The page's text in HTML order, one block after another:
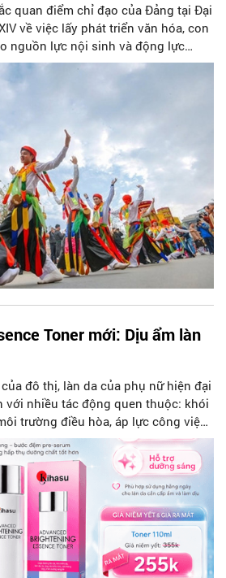
quan điểm chỉ đạo của Đảng tại Đại
về việc lấy phát triển văn hóa, con
nguồn lực nội sinh và động lực
đất nước, Phó Thủ tướng Phạm
hành Quyết định phê duyệt Kế
hóa Việt Nam” giai đoạn 2026 -
cụ thể hóa Nghị quyết số 80-
năm 2026 của Bộ Chính trị, trong
ngày 24 tháng 11 hằng năm là “Ngày
với nhiều tác động quen thuộc: khói
trường điều hòa, áp lực công việc